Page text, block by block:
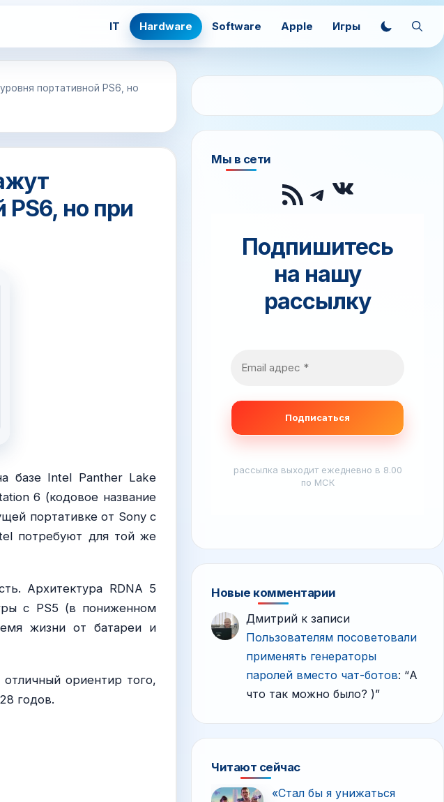
IT Hardware Software Apple Игры
портативной PS6, но
PS6, но при
базе Intel Panther Lake
6 (кодовое название
портативке от Sony с
потребуют для той же
Архитектура RDNA 5
с PS5 (в пониженном
жизни от батареи и
ориентир того,
годов.
Мы в сети
RSS-лента
Telegram
Подпишитесь
на нашу
рассылку
рассылка выходит ежедневно в 8.00
по МСК
Новые комментарии
Дмитрий к записи
Пользователям посоветовали
применять генераторы
паролей вместо чат-ботов: “А
что так можно было? )”
Читают сейчас
«Стал бы я унижаться